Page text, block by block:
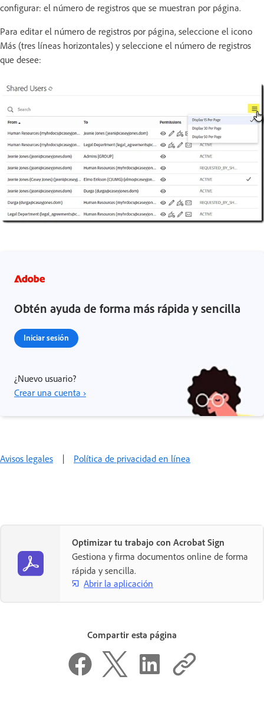
configurar: el número de registros que se muestran por página.
Para editar el número de registros por página, seleccione el icono
Más (tres líneas horizontales) y seleccione el número de registros
que desee:
Obtén ayuda de forma más rápida y sencilla
Iniciar sesión
¿Nuevo usuario?
Crear una cuenta ›
Avisos legales | Política de privacidad en línea
Optimizar tu trabajo con Acrobat Sign
Gestiona y firma documentos online de forma
rápida y sencilla.
Abrir la aplicación
Compartir esta página